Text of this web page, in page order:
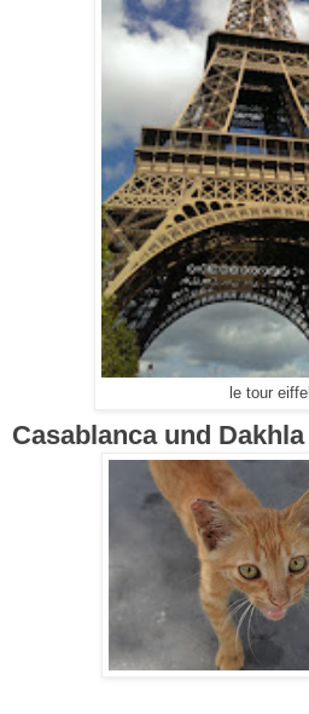
le tour eiffel
Casablanca und Dakhla